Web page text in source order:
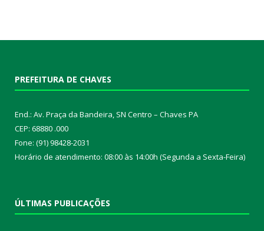
PREFEITURA DE CHAVES
End.: Av. Praça da Bandeira, SN Centro – Chaves PA
CEP: 68880 .000
Fone: (91) 98428-2031
Horário de atendimento: 08:00 às 14:00h (Segunda a Sexta-Feira)
ÚLTIMAS PUBLICAÇÕES